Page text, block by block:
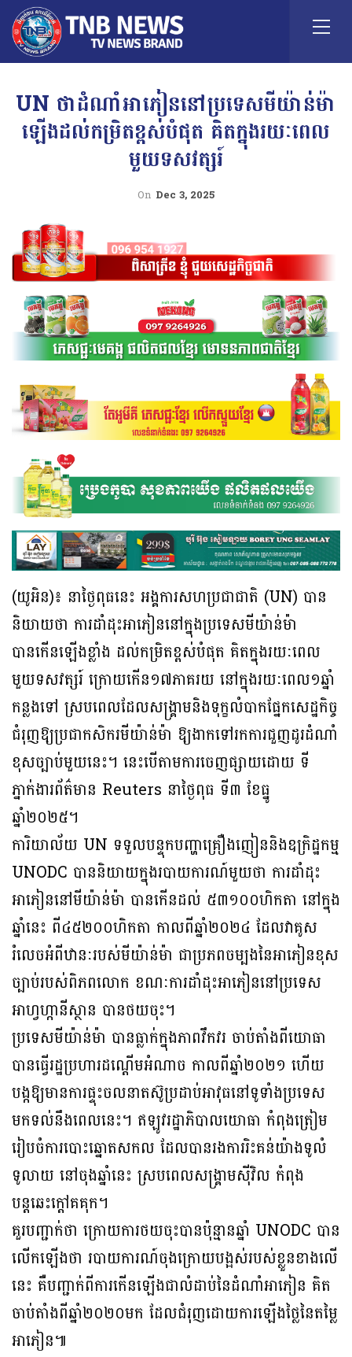
UN ថាដំណាំអាភៀននៅប្រទេសមីយ៉ាន់ម៉ា
ឡើងដល់កម្រិតខ្ពស់បំផុត គិតក្នុងរយៈពេល
មួយទសវត្សរ៍
On Dec 3, 2025
(យូអិន)៖ នាថ្ងៃពុធនេះ អង្គការសហប្រជាជាតិ (UN) បាន
និយាយថា ការដាំដុះអាភៀននៅក្នុងប្រទេសមីយ៉ាន់ម៉ា
បានកើនឡើងខ្លាំង ដល់កម្រិតខ្ពស់បំផុត គិតក្នុងរយៈពេល
មួយទសវត្សរ៍ ក្រោយកើន១៧ភាគរយ នៅក្នុងរយៈពេល១ឆ្នាំ
កន្លងទៅ ស្របពេលដែលសង្រ្គាមនិងទុក្ខលំបាកផ្នែកសេដ្ឋកិច្ច
ជំរុញឱ្យប្រជាកសិករមីយ៉ាន់ម៉ា ឱ្យងាកទៅរកការជួញដូរដំណាំ
ខុសច្បាប់មួយនេះ។ នេះបើតាមការចេញផ្សាយដោយ ទី
ភ្នាក់ងារព័ត៌មាន Reuters នាថ្ងៃពុធ ទី៣ ខែធ្នូ
ឆ្នាំ២០២៥។
ការិយាល័យ UN ទទួលបន្ទុកបញ្ហាគ្រឿងញៀននិងឧក្រិដ្ឋកម្ម
UNODC បាននិយាយក្នុងរបាយការណ៍មួយថា ការដាំដុះ
អាភៀននៅមីយ៉ាន់ម៉ា បានកើនដល់ ៥៣១០០ហិកតា នៅក្នុង
ឆ្នាំនេះ ពី៤៥២០០ហិកតា កាលពីឆ្នាំ២០២៤ ដែលវាគូស
រំលេចអំពីឋានៈរបស់មីយ៉ាន់ម៉ា ជាប្រភពចម្បងនៃអាភៀនខុស
ច្បាប់របស់ពិភពលោក ខណៈការដាំដុះអាភៀននៅប្រទេស
អាហ្វហ្កានីស្ថាន បានថយចុះ។
ប្រទេសមីយ៉ាន់ម៉ា បានធ្លាក់ក្នុងភាពវឹកវរ ចាប់តាំងពីយោធា
បានធ្វើរដ្ឋប្រហារដណ្តើមអំណាច កាលពីឆ្នាំ២០២១ ហើយ
បង្កឱ្យមានការផ្ទុះចលនាតស៊ូប្រដាប់អាវុធនៅទូទាំងប្រទេស
មកទល់នឹងពេលនេះ។ ឥឡូវរដ្ឋាភិបាលយោធា កំពុងត្រៀម
រៀបចំការបោះឆ្នោតសកល ដែលបានរងការរិះគន់យ៉ាងទូលំ
ទូលាយ នៅចុងឆ្នាំនេះ ស្របពេលសង្រ្គាមស៉ីវិល កំពុង
បន្តឆេះក្តៅគគុក។
គួរបញ្ជាក់ថា ក្រោយការថយចុះបានប៉ុន្មានឆ្នាំ UNODC បាន
លើកឡើងថា របាយការណ៍ចុងក្រោយបង្អស់របស់ខ្លួនខាងលើ
នេះ គឺបញ្ជាក់ពីការកើនឡើងជាលំដាប់នៃដំណាំអាភៀន គិត
ចាប់តាំងពីឆ្នាំ២០២០មក ដែលជំរុញដោយការឡើងថ្លៃនៃតម្លៃ
អាភៀន៕